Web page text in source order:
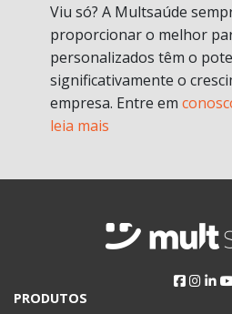
Viu só? A Multsaúde
proporcionar o melhor
personalizados têm o
significativamente o
empresa. Entre em
leia mais
PRODUTOS